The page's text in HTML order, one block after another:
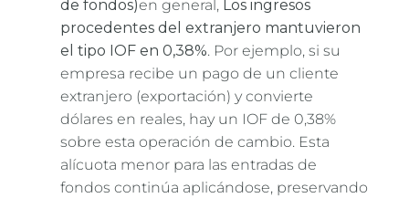
de fondos)en general, Los ingresos
procedentes del extranjero mantuvieron
el tipo IOF en 0,38%. Por ejemplo, si su
empresa recibe un pago de un cliente
extranjero (exportación) y convierte
dólares en reales, hay un IOF de 0,38%
sobre esta operación de cambio. Esta
alícuota menor para las entradas de
fondos continúa aplicándose, preservando